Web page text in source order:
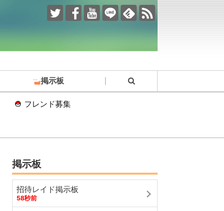
掲示板
フレンド募集
掲示板
招待レイド掲示板
58秒前